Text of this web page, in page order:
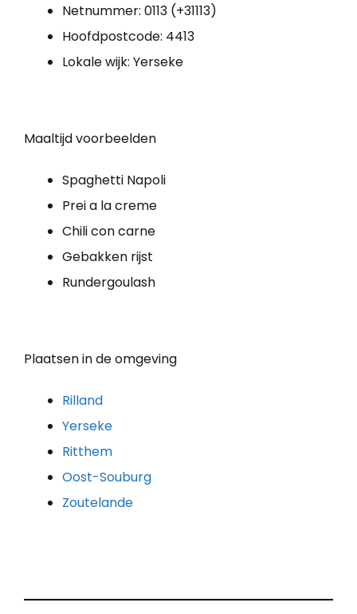
Netnummer: 0113 (+31113)
Hoofdpostcode: 4413
Lokale wijk: Yerseke
Maaltijd voorbeelden
Spaghetti Napoli
Prei a la creme
Chili con carne
Gebakken rijst
Rundergoulash
Plaatsen in de omgeving
Rilland
Yerseke
Ritthem
Oost-Souburg
Zoutelande